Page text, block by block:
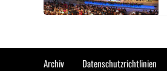
Archiv Datenschutzrichtlinien